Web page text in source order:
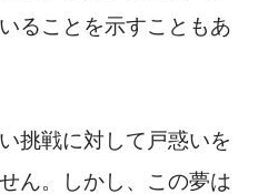
ることを示すこともあ
挑戦に対して戸惑いを
ん。しかし、この夢は